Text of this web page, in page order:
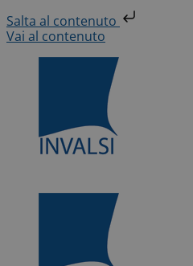
Salta al contenuto
Vai al contenuto